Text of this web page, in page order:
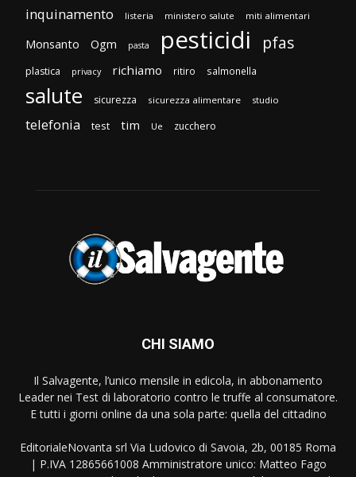
inquinamento listeria ministero salute miti alimentari
Monsanto Ogm pasta pesticidi pfas
plastica privacy richiamo ritiro salmonella
salute sicurezza sicurezza alimentare studio
telefonia test tim Ue zucchero
CHI SIAMO
Il Salvagente, l’unico mensile in edicola, in abbonamento
Leader nei Test di laboratorio contro le truffe al consumatore.
E tutti i giorni online da una sola parte: quella del cittadino
EditorialeNovanta srl Via Ludovico di Savoia, 2b, 00185 Roma
| P.IVA 12865661008 Amministratore unico: Matteo Fago